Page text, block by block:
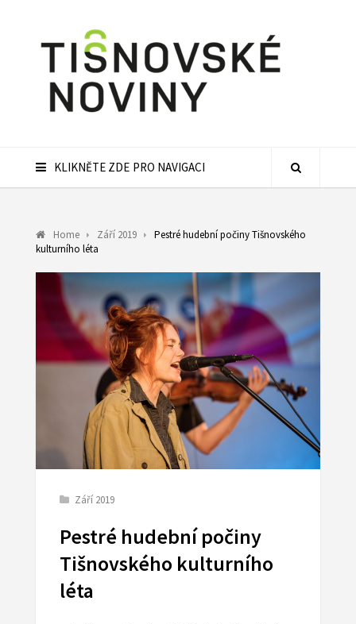
KLIKNĚTE ZDE PRO NAVIGACI
Home Září 2019
Pestré hudební počiny Tišnovského
kulturního léta
Září 2019
Pestré hudební počiny
Tišnovského kulturního
léta